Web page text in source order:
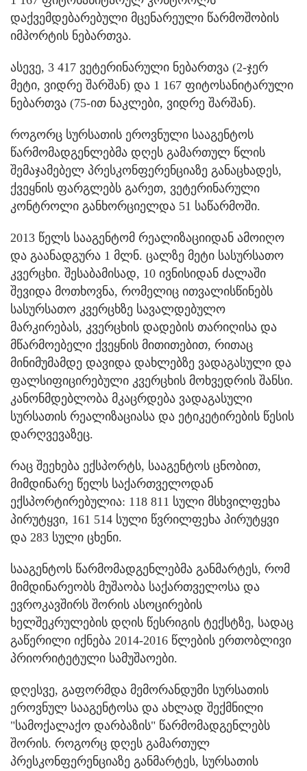
დაქვემდებარებული მცენარეული წარმოშობის
იმპორტის ნებართვა.
ასევე, 3 417 ვეტერინარული ნებართვა (2-ჯერ
მეტი, ვიდრე შარშან) და 1 167 ფიტოსანიტარული
ნებართვა (75-ით ნაკლები, ვიდრე შარშან).
როგორც სურსათის ეროვნული სააგენტოს
წარმომადგენლებმა დღეს გამართულ წლის
შემაჯამებელ პრესკონფერენციაზე განაცხადეს,
ქვეყნის ფარგლებს გარეთ, ვეტერინარული
კონტროლი განხორციელდა 51 საწარმოში.
2013 წელს სააგენტომ რეალიზაციიდან ამოიღო
და გაანადგურა 1 მლნ. ცალზე მეტი სასურსათო
კვერცხი. შესაბამისად, 10 ივნისიდან ძალაში
შევიდა მოთხოვნა, რომელიც ითვალისწინებს
სასურსათო კვერცხზე სავალდებულო
მარკირებას, კვერცხის დადების თარიღისა და
მწარმოებელი ქვეყნის მითითებით, რითაც
მინიმუმამდე დავიდა დახლებზე ვადაგასული და
ფალსიფიცირებული კვერცხის მოხვედრის შანსი.
კანონმდებლობა მკაცრდება ვადაგასული
სურსათის რეალიზაციასა და ეტიკეტირების წესის
დარღვევაზეც.
რაც შეეხება ექსპორტს, სააგენტოს ცნობით,
მიმდინარე წელს საქართველოდან
ექსპორტირებულია: 118 811 სული მსხვილფეხა
პირუტყვი, 161 514 სული წვრილფეხა პირუტყვი
და 283 სული ცხენი.
სააგენტოს წარმომადგენლებმა განმარტეს, რომ
მიმდინარეობს მუშაობა საქართველოსა და
ევროკავშირს შორის ასოცირების
ხელშეკრულების დღის წესრიგის ტექსტზე, სადაც
გაწერილი იქნება 2014-2016 წლების ერთობლივი
პრიორიტეტული სამუშაოები.
დღესვე, გაფორმდა მემორანდუმი სურსათის
ეროვნულ სააგენტოსა და ახლად შექმნილი
"სამოქალაქო დარბაზის" წარმომადგენლებს
შორის. როგორც დღეს გამართულ
პრესკონფერენციაზე განმარტეს, სურსათის